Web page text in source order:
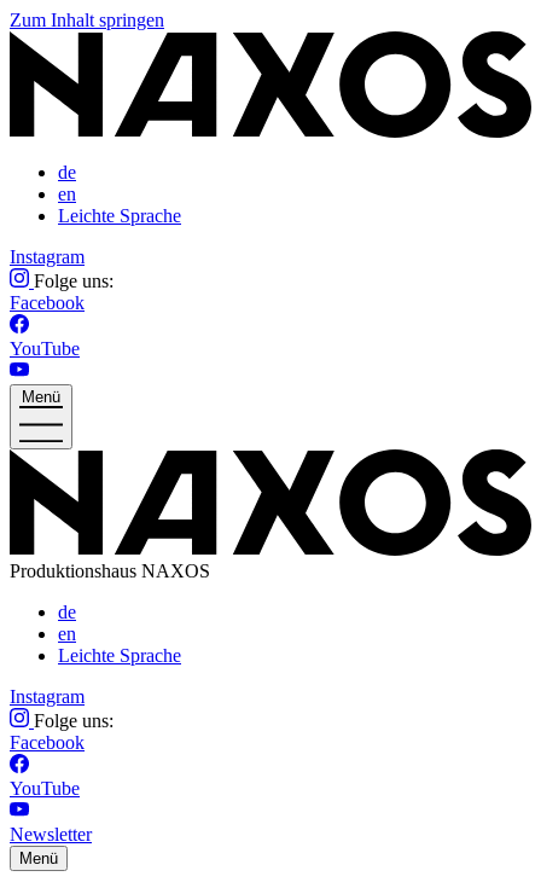
Zum Inhalt springen
de
en
Leichte Sprache
Instagram
Folge uns:
Facebook
YouTube
Menü
Produktionshaus NAXOS
de
en
Leichte Sprache
Instagram
Folge uns:
Facebook
YouTube
Newsletter
Menü